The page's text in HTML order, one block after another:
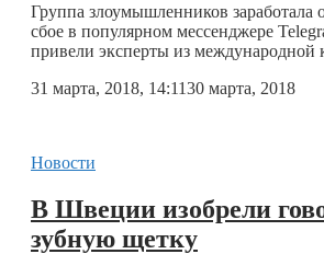
Группа злоумышленников заработала
сбое в популярном мессенджере
привели эксперты из
31 марта, 2018, 14:1130 марта, 2018
Новости
В Швеции изобрели
зубную щетку